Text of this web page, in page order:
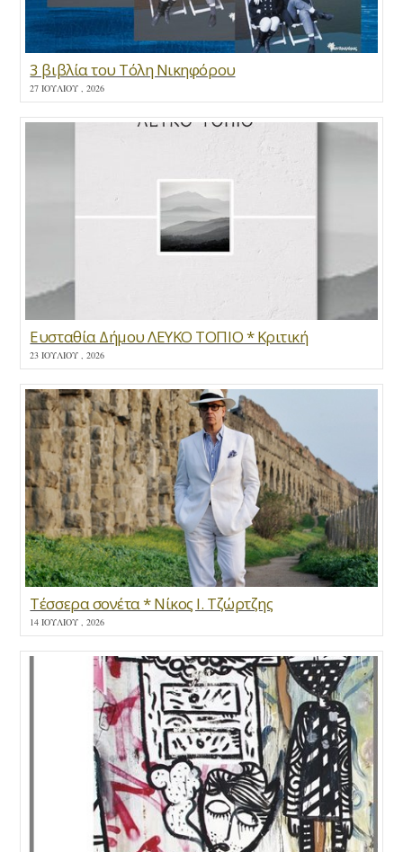
3 βιβλία του Τόλη Νικηφόρου
27 ΙΟΥΛΊΟΥ , 2026
Ευσταθία Δήμου ΛΕΥΚΟ ΤΟΠΙΟ * Κριτική
23 ΙΟΥΛΊΟΥ , 2026
Τέσσερα σονέτα * Νίκος Ι. Τζώρτζης
14 ΙΟΥΛΊΟΥ , 2026